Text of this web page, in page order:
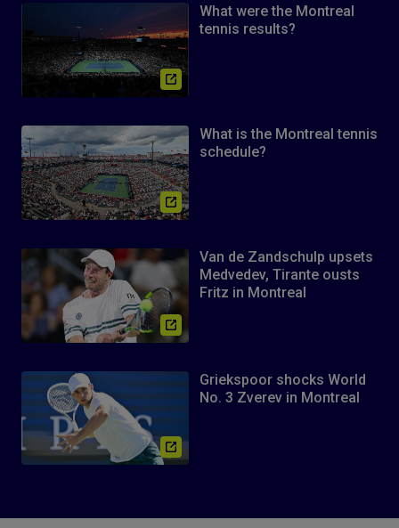
What were the Montreal
tennis results?
What is the Montreal tennis
schedule?
Van de Zandschulp upsets
Medvedev, Tirante ousts
Fritz in Montreal
Griekspoor shocks World
No. 3 Zverev in Montreal